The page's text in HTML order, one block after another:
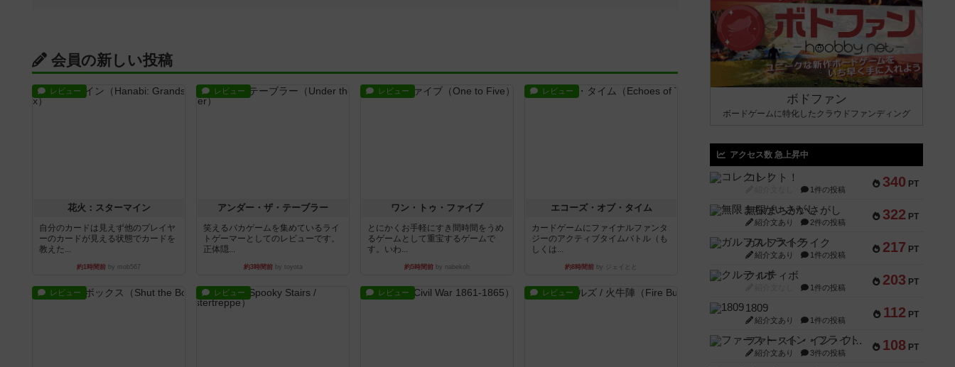
会員の新しい投稿
レビュー
花火：スターマイン
自分のカードは見えず他のプレイヤ
ーのカードが見える状態でカードを
教えた...
約1時間前 by mob567
レビュー
アンダー・ザ・テーブラー
笑えるバカゲームを集めているライ
トゲーマーとしてのレビューです。
正体隠...
約3時間前by toyota
レビュー
ワン・トゥ・ファイブ
とにかくお手軽にすき間時間をうめ
るゲームとして重宝するゲームで
す。いわ...
約5時間前 by nabekoh
レビュー
エコーズ・オブ・タイム
カードゲームにファイナルファンタ
ジーのアクティブタイムバトル（も
しくは...
約8時間前 by ジェイとと
レビュー レビュー レビュー レビュー
ボドファン
ボードゲームに特化したクラウドファンディング
アクセス数 急上昇中
340 PT
コレクト！
1件の投稿
322 PT
無限まちがいさがし
紹介文あり 2件の投稿
217 PT
ガルフストライク
紹介文あり 1件の投稿
203 PT
クルティボ
1件の投稿
112 PT
1809
紹介文あり 1件の投稿
108 PT
ファースト・イン・フライト
紹介文あり 3件の投稿